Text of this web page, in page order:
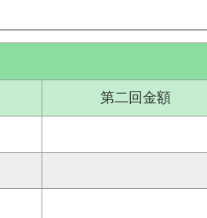
第二回金額